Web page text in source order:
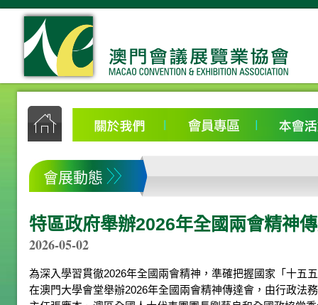
會展動態
特區政府舉辦2026年全國兩會精神
2026-05-02
為深入學習貫徹2026年全國兩會精神，準確把握國家「十五
在澳門大學會堂舉辦2026年全國兩會精神傳達會，由行政法